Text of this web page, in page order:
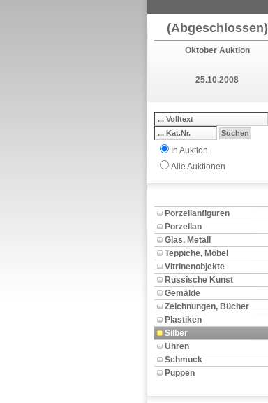
(Abgeschlossen)
Oktober Auktion
25.10.2008
In Auktion
Alle Auktionen
Porzellanfiguren
Porzellan
Glas, Metall
Teppiche, Möbel
Vitrinenobjekte
Russische Kunst
Gemälde
Zeichnungen, Bücher
Plastiken
Silber
Uhren
Schmuck
Puppen